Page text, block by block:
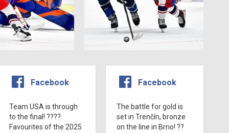
Facebook
Team USA is through
to the final! ????
Favourites of the 2025
Facebook
The battle for gold is
set in Trenčín, bronze
on the line in Brno! ??